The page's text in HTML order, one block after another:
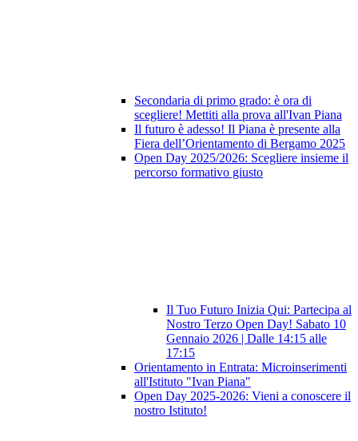
Secondaria di primo grado: è ora di
scegliere! Mettiti alla prova all'Ivan Piana
Il futuro è adesso! Il Piana è presente alla
Fiera dell’Orientamento di Bergamo 2025
Open Day 2025/2026: Scegliere insieme il
percorso formativo giusto
Il Tuo Futuro Inizia Qui: Partecipa al
Nostro Terzo Open Day! Sabato 10
Gennaio 2026 | Dalle 14:15 alle
17:15
Orientamento in Entrata: Microinserimenti
all'Istituto "Ivan Piana"
Open Day 2025-2026: Vieni a conoscere il
nostro Istituto!